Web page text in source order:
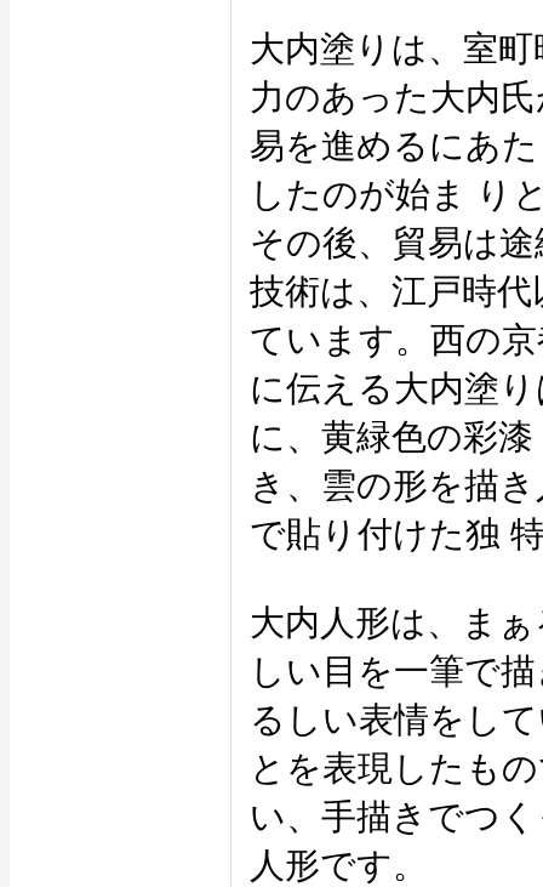
大内塗りは、室
力のあった大内
易を進めるにあ
したのが始ま り
その後、貿易は
技術は、江戸時
ています。西の
に伝える大内塗
に、黄緑色の彩
き、雲の形を描
で貼り付けた独
大内人形は、ま
しい目を一筆で
るしい表情をし
とを表現したも
い、手描きでつ
人形です。